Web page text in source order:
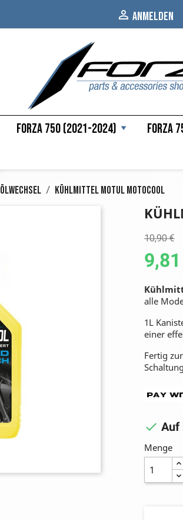
 ANMELDEN
Forza 750 (2021-2024) Forza
Ölwechsel Kühlmittel Motul Motocool
10,90 €
alle
1L
einer
Fertig
 Auf
Menge